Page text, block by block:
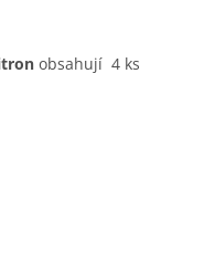
obsahují 4 ks